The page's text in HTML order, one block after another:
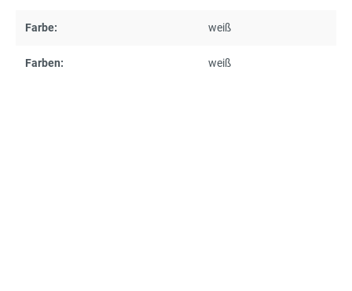
Farbe: weiß
Farben: weiß